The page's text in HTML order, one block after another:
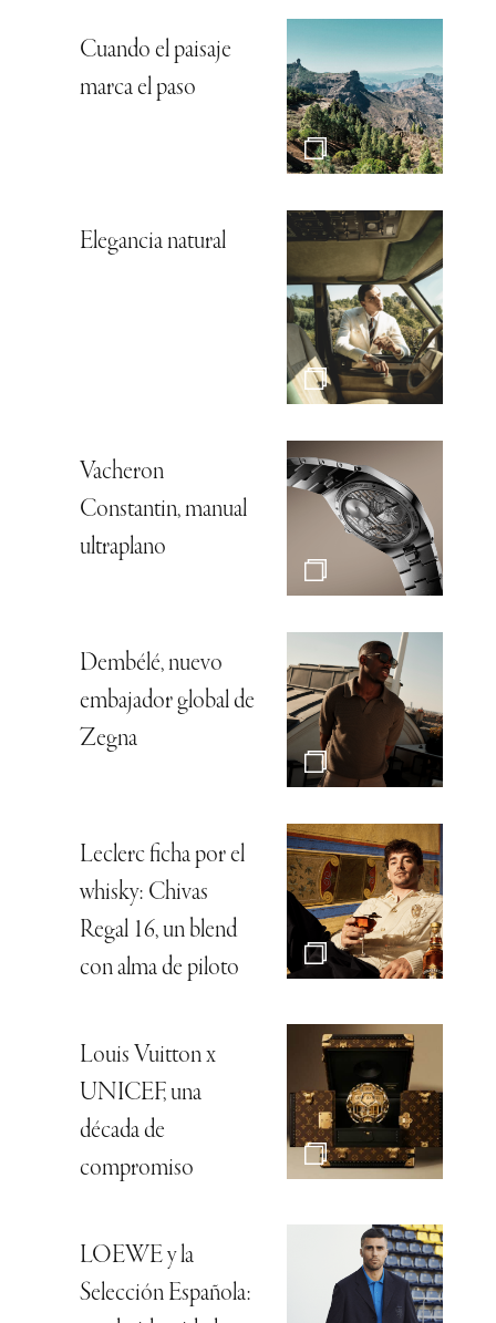
Cuando el paisaje
marca el paso
Elegancia natural
Vacheron
Constantin, manual
ultraplano
Dembélé, nuevo
embajador global de
Zegna
Leclerc ficha por el
whisky: Chivas
Regal 16, un blend
con alma de piloto
Louis Vuitton x
UNICEF, una
década de
compromiso
LOEWE y la
Selección Española: